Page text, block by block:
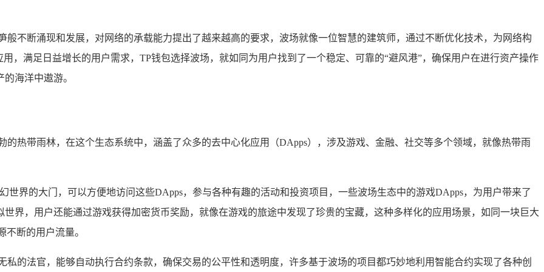
不断涌现和发展，对网络的承载能力提出了越来越高的要求，波场就像一位智慧的建筑师，通过不断优化技术，为网络构
，满足日益增长的用户需求，TP钱包选择波场，就如同为用户找到了一个稳定、可靠的“避风港”，确保用户在进行资产操作
海洋中遨游。
热带雨林，在这个生态系统中，涵盖了众多的去中心化应用（DApps），涉及游戏、金融、社交等多个领域，就像热带雨
世界的大门，可以方便地访问这些DApps，参与各种有趣的活动和投资项目，一些波场生态中的游戏DApps，为用户带来了
界，用户还能通过游戏获得加密货币奖励，就像在游戏的旅途中发现了珍贵的宝藏，这种多样化的应用场景，如同一块巨大
断的用户流量。
的法官，能够自动执行合约条款，确保交易的公平性和透明度，许多基于波场的项目都巧妙地利用智能合约实现了各种创